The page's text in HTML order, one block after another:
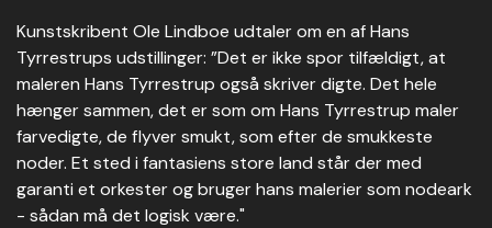
Kunstskribent Ole Lindboe udtaler om en af Hans
Tyrrestrups udstillinger: ”Det er ikke spor tilfældigt, at
maleren Hans Tyrrestrup også skriver digte. Det hele
hænger sammen, det er som om Hans Tyrrestrup maler
farvedigte, de flyver smukt, som efter de smukkeste
noder. Et sted i fantasiens store land står der med
garanti et orkester og bruger hans malerier som nodeark
- sådan må det logisk være."